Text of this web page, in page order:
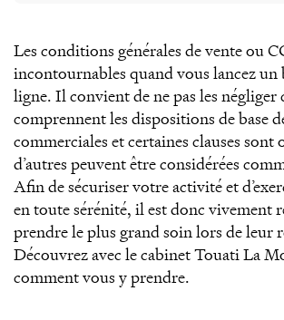
Les conditions générales de vente ou
incontournables quand vous lancez un
ligne. Il convient de ne pas les négliger
comprennent les dispositions de base
commerciales et certaines clauses sont
d’autres peuvent être considérées
Afin de sécuriser votre activité et
en toute sérénité, il est donc vivement
prendre le plus grand soin lors de leur
Découvrez avec le cabinet Touati La
comment vous y prendre.